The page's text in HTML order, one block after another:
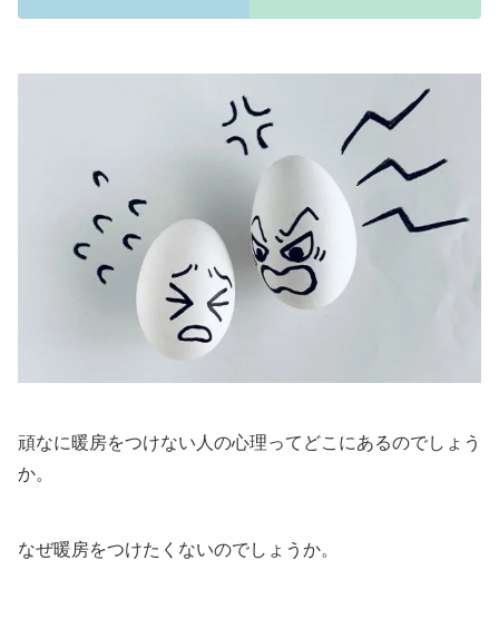
頑なに暖房をつけない人の心理ってどこにあるのでしょう
か。
なぜ暖房をつけたくないのでしょうか。